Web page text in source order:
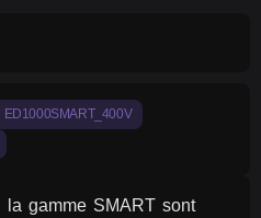
ED1000SMART_400V
la gamme SMART sont